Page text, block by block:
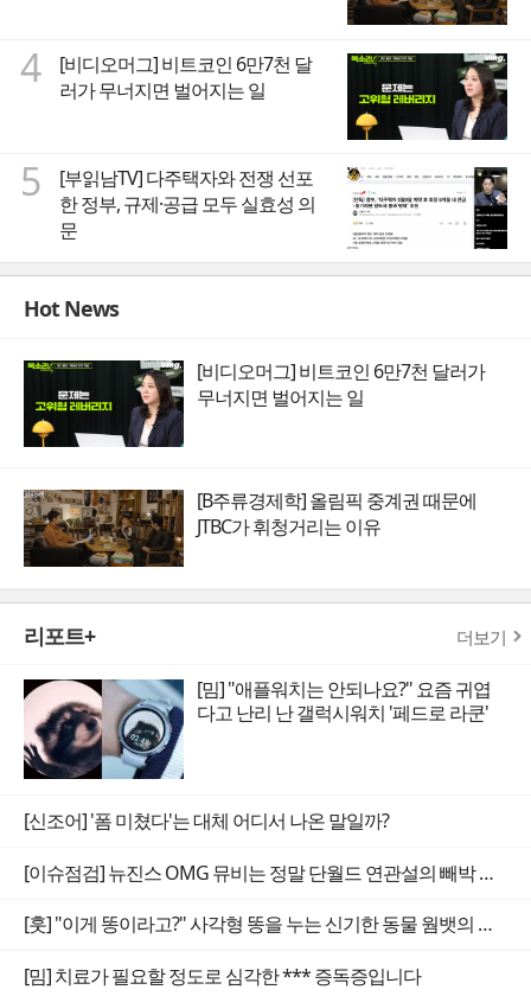
4
[비디오머그] 비트코인 6만7천 달
러가 무너지면 벌어지는 일
5
[부읽남TV] 다주택자와 전쟁 선포
한 정부, 규제·공급 모두 실효성 의
문
Hot News
[비디오머그] 비트코인 6만7천 달러가
무너지면 벌어지는 일
[B주류경제학] 올림픽 중계권 때문에
JTBC가 휘청거리는 이유
리포트+ 더보기
[밈] "애플워치는 안되나요?" 요즘 귀엽
다고 난리 난 갤럭시워치 '페드로 라쿤'
[신조어] '폼 미쳤다'는 대체 어디서 나온 말일까?
[이슈점검] 뉴진스 OMG 뮤비는 정말 단월드 연관설의 빼박 증거일까
[훗] "이게 똥이라고?" 사각형 똥을 누는 신기한 동물 웜뱃의 비밀
[밈] 치료가 필요할 정도로 심각한 *** 증독증입니다